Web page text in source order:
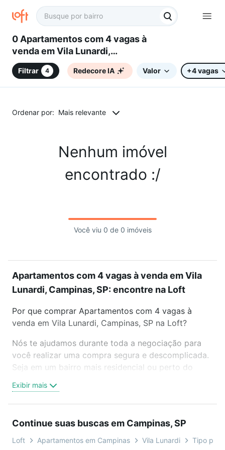
0 Apartamentos com 4 vagas à
venda em Vila Lunardi,
Campinas, SP
Filtrar 4 Redecore IA Valor +4 vagas
Ordenar por: Mais relevante
Nenhum imóvel
encontrado :/
Você viu 0 de 0 imóveis
Apartamentos com 4 vagas à venda em Vila
Lunardi, Campinas, SP: encontre na Loft
Por que comprar Apartamentos com 4 vagas à
venda em Vila Lunardi, Campinas, SP na Loft?
Nós te ajudamos durante toda a negociação para
você realizar uma compra segura e descomplicada.
Seja em um bairro mais residencial ou perto do
oferta ideal de Apartamentos com 4 vagas à venda
em Vila Lunardi, Campinas, SP para conquistar seu
videochamada, é grátis, sem compromisso e você
ainda conta com mais de 46 mil corretores e
Exibir mais
Continue suas buscas em Campinas, SP
Loft Apartamentos em Campinas Vila Lunardi Tipo